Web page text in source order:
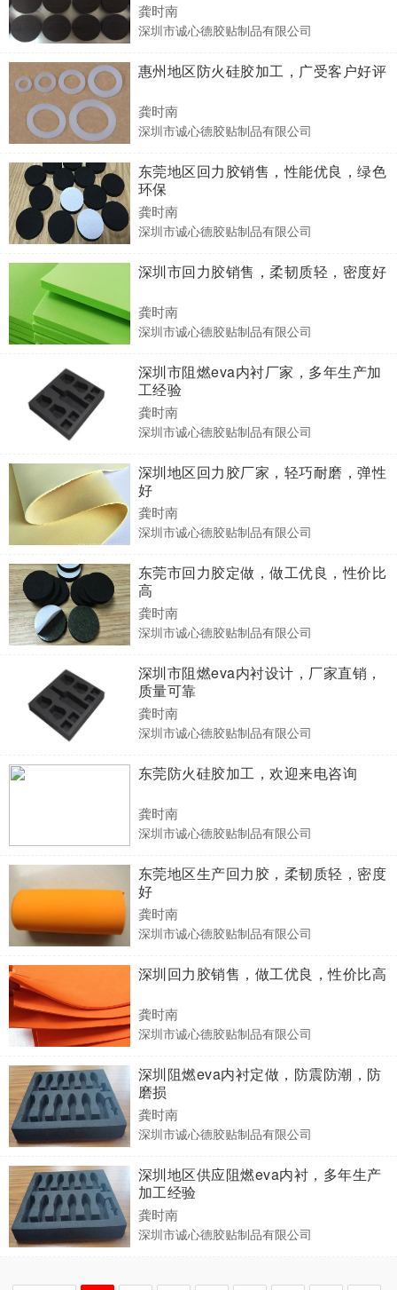
龚时南
深圳市诚心德胶贴制品有限公司
惠州地区防火硅胶加工，广受客户好评
龚时南
深圳市诚心德胶贴制品有限公司
东莞地区回力胶销售，性能优良，绿色
环保
龚时南
深圳市诚心德胶贴制品有限公司
深圳市回力胶销售，柔韧质轻，密度好
龚时南
深圳市诚心德胶贴制品有限公司
深圳市阻燃eva内衬厂家，多年生产加
工经验
龚时南
深圳市诚心德胶贴制品有限公司
深圳地区回力胶厂家，轻巧耐磨，弹性
好
龚时南
深圳市诚心德胶贴制品有限公司
东莞市回力胶定做，做工优良，性价比
高
龚时南
深圳市诚心德胶贴制品有限公司
深圳市阻燃eva内衬设计，厂家直销，
质量可靠
龚时南
深圳市诚心德胶贴制品有限公司
东莞防火硅胶加工，欢迎来电咨询
龚时南
深圳市诚心德胶贴制品有限公司
东莞地区生产回力胶，柔韧质轻，密度
好
龚时南
深圳市诚心德胶贴制品有限公司
深圳回力胶销售，做工优良，性价比高
龚时南
深圳市诚心德胶贴制品有限公司
深圳阻燃eva内衬定做，防震防潮，防
磨损
龚时南
深圳市诚心德胶贴制品有限公司
深圳地区供应阻燃eva内衬，多年生产
加工经验
龚时南
深圳市诚心德胶贴制品有限公司